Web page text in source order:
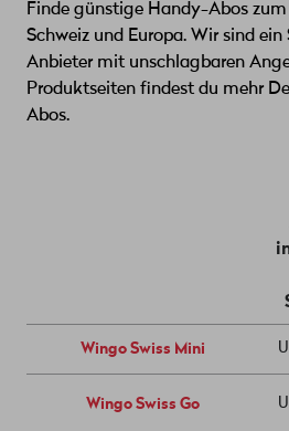
Finde günstige Handy-Abos
Schweiz und Europa. Wir sind
Anbieter mit unschlagbaren
Produktseiten findest du mehr
Abos.
Wingo Swiss Mini
Wingo Swiss Go